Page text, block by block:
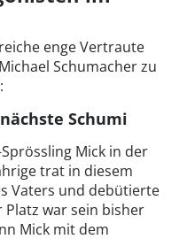
enge Vertraute
Schumacher zu
Schumi
Mick in der
trat in diesem
Vaters und debütierte
Platz war sein bisher
Mick mit dem